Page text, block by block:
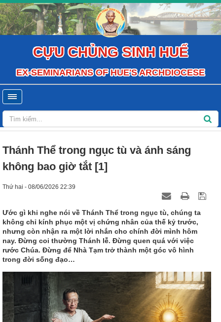
CỰU CHỦNG SINH HUẾ
EX-SEMINARIANS OF HUE'S ARCHDIOCESE
Thánh Thể trong ngục tù và ánh sáng
không bao giờ tắt [1]
Thứ hai - 08/06/2026 22:39
Ước gì khi nghe nói về Thánh Thể trong ngục tù, chúng ta
không chỉ kính phục một vị chứng nhân của thế kỷ trước,
nhưng còn nhận ra một lời nhắn cho chính đời mình hôm
nay. Đừng coi thường Thánh lễ. Đừng quen quá với việc
rước Chúa. Đừng để Nhà Tạm trở thành một góc vô hình
trong đời sống đạo…